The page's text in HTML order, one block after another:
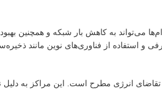
می‌تواند به کاهش بار شبکه و همچنین
استفاده از فناوری‌های نوین مانند
انرژی مطرح است. این مراکز به دلیل